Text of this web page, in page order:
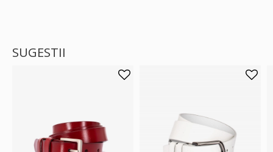
SUGESTII